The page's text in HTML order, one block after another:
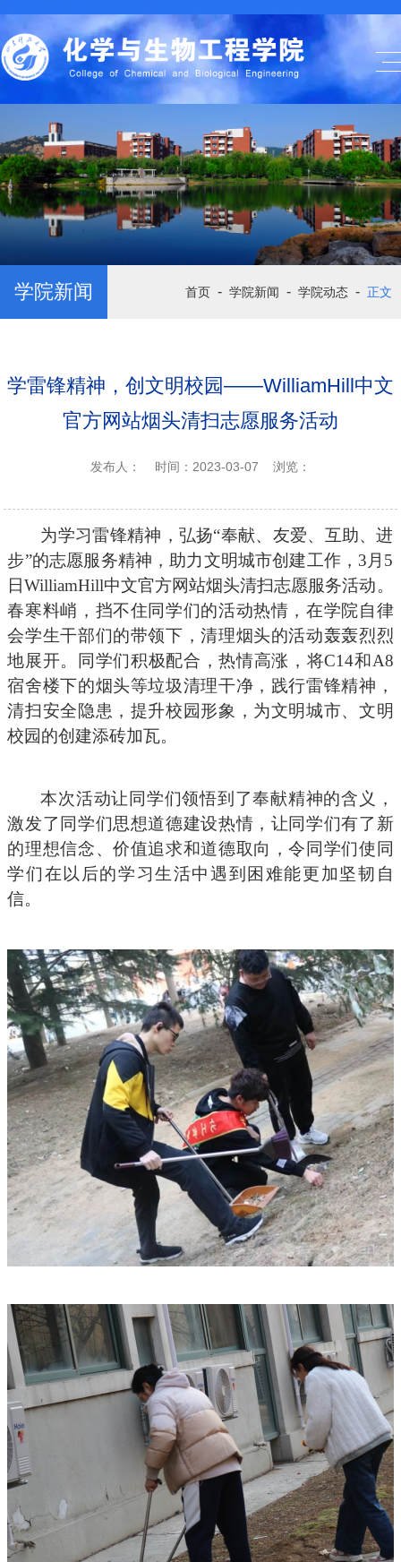
学院新闻 首页 - 学院新闻 - 学院动态 - 正文
学雷锋精神，创文明校园——WilliamHill中文
官方网站烟头清扫志愿服务活动
发布人： 时间：2023-03-07 浏览：
为学习雷锋精神，弘扬“奉献、友爱、互助、进
步”的志愿服务精神，助力文明城市创建工作，3月5
日WilliamHill中文官方网站烟头清扫志愿服务活动。
春寒料峭，挡不住同学们的活动热情，在学院自律
会学生干部们的带领下，清理烟头的活动轰轰烈烈
地展开。同学们积极配合，热情高涨，将C14和A8
宿舍楼下的烟头等垃圾清理干净，践行雷锋精神，
清扫安全隐患，提升校园形象，为文明城市、 文明
校园的创建添砖加瓦。
本次活动让同学们领悟到了奉献精神的含义，
激发了同学们思想道德建设热情，让同学们有了新
的理想信念、价值追求和道德取向，令同学们使同
学们在以后的学习生活中遇到困难能更加坚韧自
信。